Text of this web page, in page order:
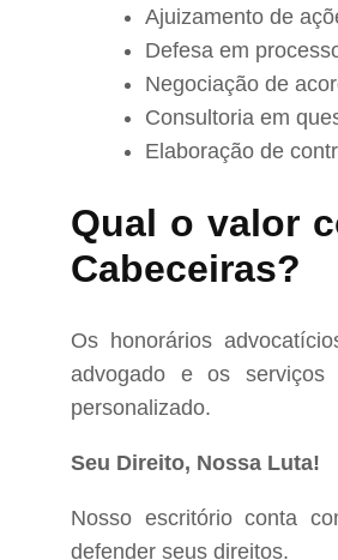
Ajuizamento de
Defesa em
Negociação de
Consultoria em
Elaboração de
Qual o valor
Cabeceiras?
Os honorários
advogado e os serviços
personalizado.
Seu Direito, Nossa Luta!
Nosso escritório conta
defender seus direitos.